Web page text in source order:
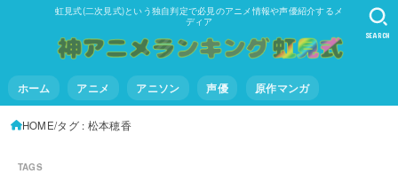
虹見式(二次見式)という独自判定で必見のアニメ情報や声優紹介するメ
ディア
ホーム アニメ アニソン 声優 原作マンガ
SEARCH
HOME タグ : 松本穂香